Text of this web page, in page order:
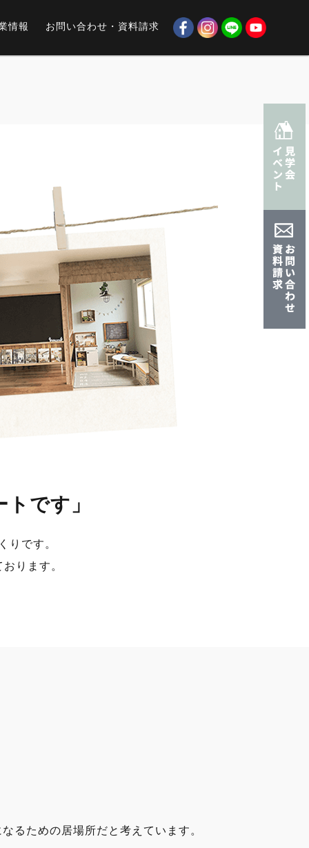
情報 お問い合わせ・資料請求
です」
りです。
ります。
るための居場所だと考えています。